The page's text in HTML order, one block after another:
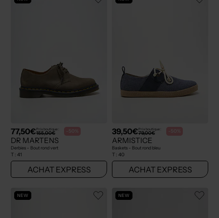
77,50€Prix boutique :
155,00€ -50%
DR MARTENS
Derbies - Bout rond vert
T : 41
ACHAT EXPRESS
39,50€Prix boutique :
79,00€ -50%
ARMISTICE
Baskets - Bout rond bleu
T : 40
ACHAT EXPRESS
NEW NEW